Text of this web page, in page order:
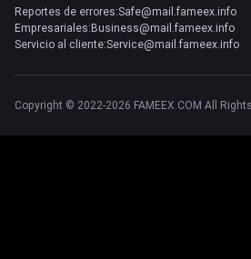
Reportes de errores:Safe@mail.fameex.info
Empresariales:Business@mail.fameex.info
Servicio al cliente:Service@mail.fameex.info
Copyright © 2022-2026 FAMEEX.COM All